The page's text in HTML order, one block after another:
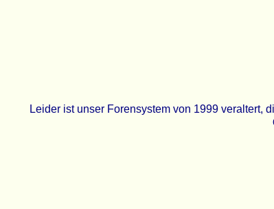
Leider ist unser Forensystem von 1999 veraltert,